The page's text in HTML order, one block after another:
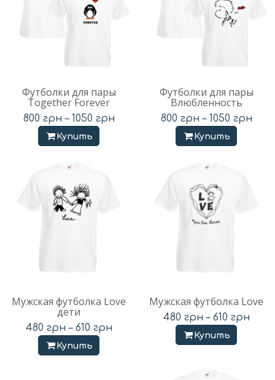
Футболки для пары
Together Forever
800 грн – 1050 грн
Купить
Футболки для пары
Влюбленность
800 грн – 1050 грн
Купить
Мужская футболка Love
дети
480 грн – 610 грн
Купить
Мужская футболка Love
480 грн – 610 грн
Купить